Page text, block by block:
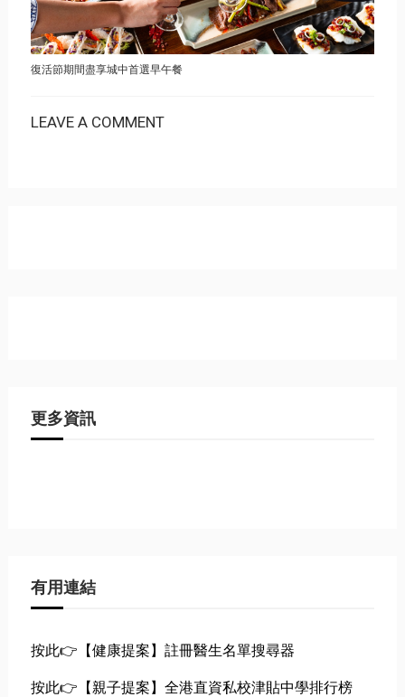
復活節期間盡享城中首選早午餐
LEAVE A COMMENT
更多資訊
有用連結
按此👉【健康提案】註冊醫生名單搜尋器
按此👉【親子提案】全港直資私校津貼中學排行榜